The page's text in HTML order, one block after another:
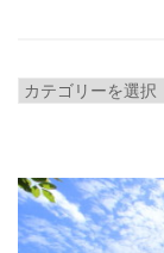
カ
リ
ー